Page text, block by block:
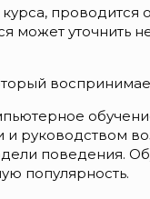
уточнить
руководством
поведения.
популярность.